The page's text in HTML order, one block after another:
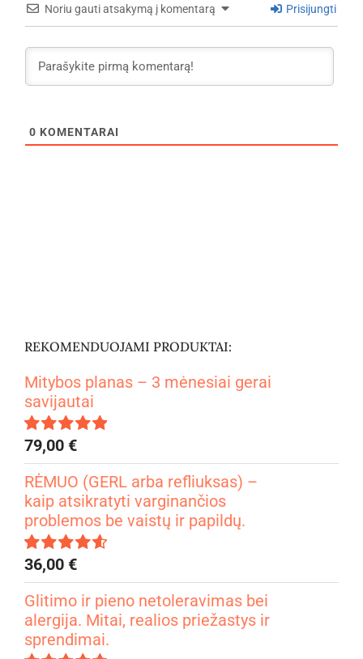
Noriu gauti atsakymą į komentarą Prisijungti
0 KOMENTARAI
REKOMENDUOJAMI PRODUKTAI:
Mitybos planas – 3 mėnesiai gerai
savijautai
Įvertinimas:
4.99iš 5
79,00 €
RĖMUO (GERL arba refliuksas) –
kaip atsikratyti varginančios
problemos be vaistų ir papildų.
Įvertinimas:
4.67iš 5
36,00 €
Glitimo ir pieno netoleravimas bei
alergija. Mitai, realios priežastys ir
sprendimai.